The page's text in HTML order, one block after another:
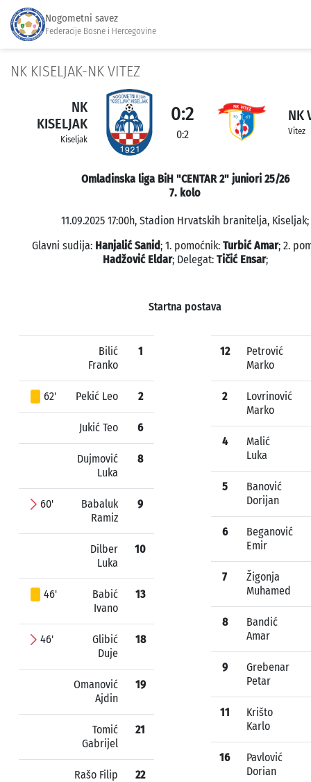
Nogometni savez
Federacije Bosne i Hercegovine
NK KISELJAK-NK VITEZ
NK
KISELJAK
Kiseljak
0:2
0:2
NK
Vitez
Omladinska liga BiH "CENTAR 2" juniori 25/26
7. kolo
11.09.2025 17:00h, Stadion Hrvatskih branitelja, Kiseljak;
Glavni sudija: Hanjalić Sanid; 1. pomoćnik: Turbić Amar; 2.
Hadžović Eldar; Delegat: Tičić Ensar;
Startna postava
Bilić
Franko
1
62' Pekić Leo 2
Jukić Teo 6
Dujmović
Luka
8
60'
Babaluk
Ramiz
9
Dilber
Luka
10
46'
Babić
Ivano
13
46'
Glibić
Duje
18
Omanović
Ajdin
19
Tomić
Gabrijel
21
Rašo Filip 22
12
Petrović
Marko
2
Lovrinović
Marko
4
Malić
Luka
5
Banović
Dorijan
6
Beganović
Emir
7
Žigonja
Muhamed
8
Bandić
Amar
9
Grebenar
Petar
11
Krišto
Karlo
16
Pavlović
Dorian